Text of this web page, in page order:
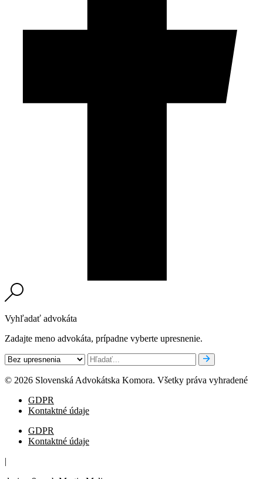
Vyhľadať advokáta
Zadajte meno advokáta, prípadne vyberte upresnenie.
© 2026 Slovenská Advokátska Komora. Všetky práva vyhradené
GDPR
Kontaktné údaje
GDPR
Kontaktné údaje
|